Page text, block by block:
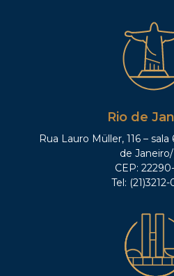
Rio de
Rua Lauro Müller, 116 –
de
CEP:
Tel: